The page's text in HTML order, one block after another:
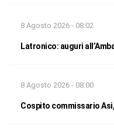
8 Agosto 2026 - 08:02
Latronico: auguri
8 Agosto 2026 - 08:00
Cospito commissario